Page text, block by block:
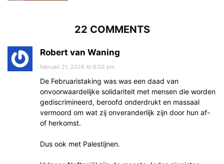
22 COMMENTS
Robert van Waning
februari 21, 2026 At 6:02 pm
De Februaristaking was was een daad van
onvoorwaardelijke solidariteit met mensen die worden
gediscrimineerd, beroofd onderdrukt en massaal
vermoord om wat zij onveranderlijk zijn door hun af-
of herkomst.
Dus ook met Palestijnen.